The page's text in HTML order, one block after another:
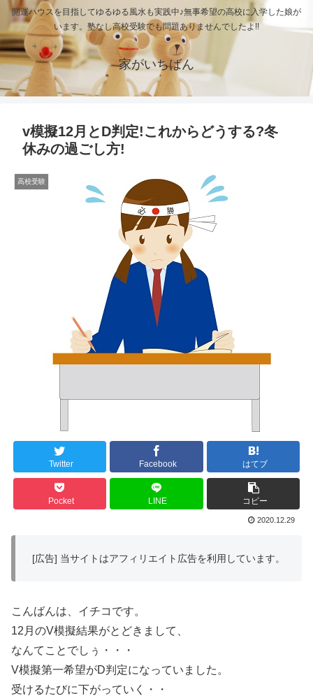
開運ハウスを目指してゆるゆる風水も実践中♪無事希望の高校に入学した娘が
います。塾なし高校受験でも問題ありませんでしたよ!!
家がいちばん
v模擬12月とD判定!これからどうする?冬
休みの過ごし方!
高校受験
Twitter Facebook はてブ
Pocket LINE コピー
2020.12.29
[広告] 当サイトはアフィリエイト広告を利用しています。
こんばんは、イチコです。
12月のV模擬結果がとどきまして、
なんてことでしぅ・・・
V模擬第一希望がD判定になっていました。
受けるたびに下がっていく・・